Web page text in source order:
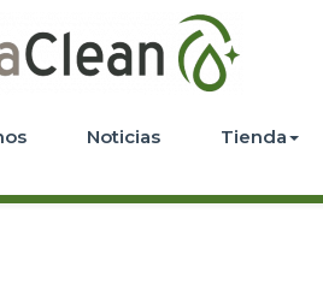
Noticias Tienda